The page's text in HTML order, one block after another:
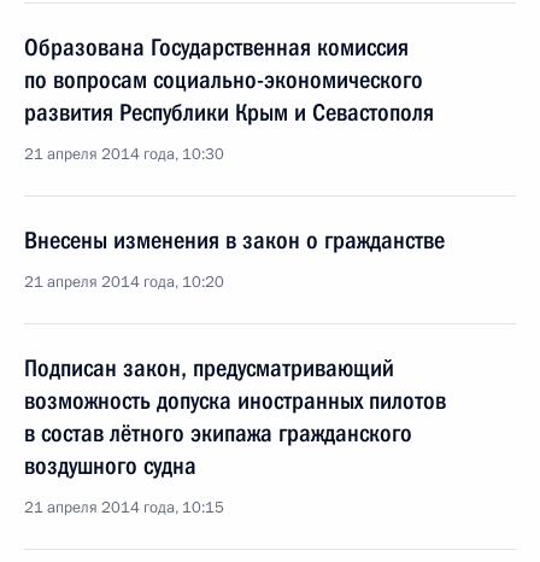
Образована Государственная комиссия
по вопросам социально-экономического
развития Республики Крым и Севастополя
21 апреля 2014 года, 10:30
Внесены изменения в закон о гражданстве
21 апреля 2014 года, 10:20
Подписан закон, предусматривающий
возможность допуска иностранных пилотов
в состав лётного экипажа гражданского
воздушного судна
21 апреля 2014 года, 10:15